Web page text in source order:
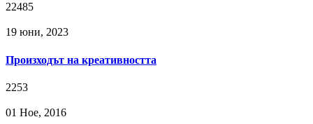
22485
19 юни, 2023
Произходът на креативността
2253
01 Ное, 2016